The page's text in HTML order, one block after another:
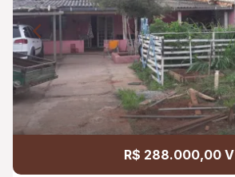
R$ 288.000,00 V